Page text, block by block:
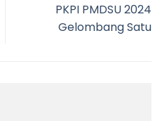
PKPI PMDSU 2024
Gelombang Satu